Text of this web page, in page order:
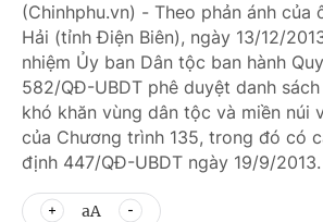
(Chinhphu.vn) - Theo phản ánh của
Hải (tỉnh Điện Biên), ngày 13/12/
nhiệm Ủy ban Dân tộc ban hành
582/QĐ-UBDT phê duyệt danh
khó khăn vùng dân tộc và miền núi
của Chương trình 135, trong đó có
định 447/QĐ-UBDT ngày 19/9/2013.
aA